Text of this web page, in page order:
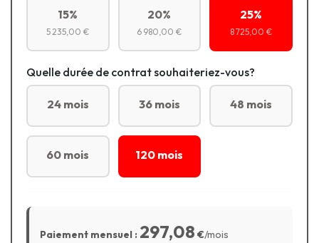
15%
5 235,00 €
20%
6 980,00 €
25%
8 725,00 €
Quelle durée de contrat souhaiteriez-vous?
24 mois 36 mois 48 mois
60 mois 120 mois
Paiement mensuel : 297,08 €/mois